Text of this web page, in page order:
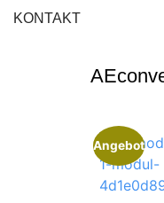
KONTAKT
Angebot